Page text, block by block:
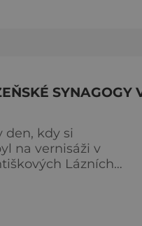
SYNAGOGY
den, kdy si
na vernisáži v
Lázních